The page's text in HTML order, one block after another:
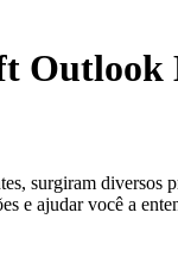
Outlook
surgiram
ajudar você a